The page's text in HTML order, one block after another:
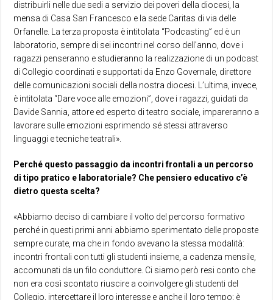
distribuirli nelle due sedi a servizio dei poveri della diocesi, la
mensa di Casa San Francesco e la sede Caritas di via delle
Orfanelle. La terza proposta è intitolata “Podcasting” ed è un
laboratorio, sempre di sei incontri nel corso dell’anno, dove i
ragazzi penseranno e studieranno la realizzazione di un podcast
di Collegio coordinati e supportati da Enzo Governale, direttore
delle comunicazioni sociali della nostra diocesi. L’ultima, invece,
è intitolata “Dare voce alle emozioni”, dove i ragazzi, guidati da
Davide Sannia, attore ed esperto di teatro sociale, impareranno a
lavorare sulle emozioni esprimendo sé stessi attraverso
linguaggi e tecniche teatrali».
Perché questo passaggio da incontri frontali a un percorso
di tipo pratico e laboratoriale? Che pensiero educativo c’è
dietro questa scelta?
«Abbiamo deciso di cambiare il volto del percorso formativo
perché in questi primi anni abbiamo sperimentato delle proposte
sempre curate, ma che in fondo avevano la stessa modalità:
incontri frontali con tutti gli studenti insieme, a cadenza mensile,
accomunati da un filo conduttore. Ci siamo però resi conto che
non era così scontato riuscire a coinvolgere gli studenti del
Collegio, intercettare il loro interesse e anche il loro tempo; è